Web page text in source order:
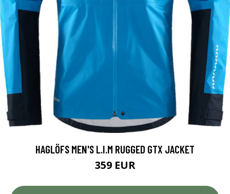
HAGLÖFS MEN'S L.I.M RUGGED GTX JACKET
359 EUR